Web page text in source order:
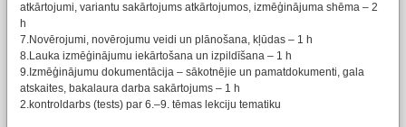
atkārtojumi, variantu sakārtojums atkārtojumos, izmēģinājuma shēma – 2
h
7.Novērojumi, novērojumu veidi un plānošana, kļūdas – 1 h
8.Lauka izmēģinājumu iekārtošana un izpildīšana – 1 h
9.Izmēģinājumu dokumentācija – sākotnējie un pamatdokumenti, gala
atskaites, bakalaura darba sakārtojums – 1 h
2.kontroldarbs (tests) par 6.–9. tēmas lekciju tematiku